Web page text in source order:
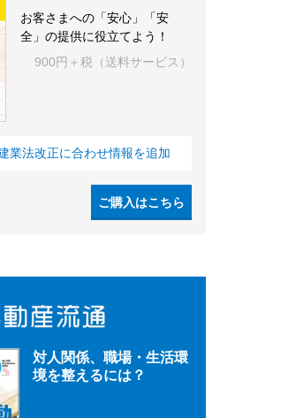
お客さまへの「安心」「安
全」の提供に役立てよう！
900円＋税（送料サービス）
業法改正に合わせ情報を追加
ご購入はこちら
対人関係、職場・生活環
境を整えるには？